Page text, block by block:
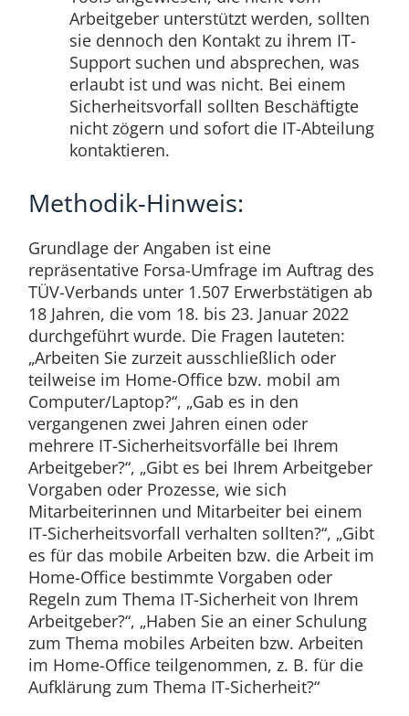
Arbeitgeber unterstützt werden, sollten
sie dennoch den Kontakt zu ihrem IT-
Support suchen und absprechen, was
erlaubt ist und was nicht. Bei einem
Sicherheitsvorfall sollten Beschäftigte
nicht zögern und sofort die IT-Abteilung
kontaktieren.
Methodik-Hinweis:
Grundlage der Angaben ist eine
repräsentative Forsa-Umfrage im Auftrag des
TÜV-Verbands unter 1.507 Erwerbstätigen ab
18 Jahren, die vom 18. bis 23. Januar 2022
durchgeführt wurde. Die Fragen lauteten:
„Arbeiten Sie zurzeit ausschließlich oder
teilweise im Home-Office bzw. mobil am
Computer/Laptop?“, „Gab es in den
vergangenen zwei Jahren einen oder
mehrere IT-Sicherheitsvorfälle bei Ihrem
Arbeitgeber?“, „Gibt es bei Ihrem Arbeitgeber
Vorgaben oder Prozesse, wie sich
Mitarbeiterinnen und Mitarbeiter bei einem
IT-Sicherheitsvorfall verhalten sollten?“, „Gibt
es für das mobile Arbeiten bzw. die Arbeit im
Home-Office bestimmte Vorgaben oder
Regeln zum Thema IT-Sicherheit von Ihrem
Arbeitgeber?“, „Haben Sie an einer Schulung
zum Thema mobiles Arbeiten bzw. Arbeiten
im Home-Office teilgenommen, z. B. für die
Aufklärung zum Thema IT-Sicherheit?“